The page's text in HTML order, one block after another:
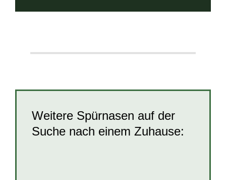
Weitere Spürnasen auf der
Suche nach einem Zuhause: